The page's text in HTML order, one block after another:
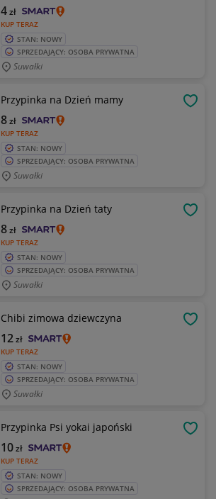
KUP TERAZ
4zł
STAN: NOWY
SPRZEDAJĄCY: OSOBA PRYWATNA
Suwałki
Przypinka na Dzień mamy
KUP TERAZ
8zł
STAN: NOWY
SPRZEDAJĄCY: OSOBA PRYWATNA
Suwałki
Przypinka na Dzień taty
KUP TERAZ
8zł
STAN: NOWY
SPRZEDAJĄCY: OSOBA PRYWATNA
Suwałki
Chibi zimowa dziewczyna
KUP TERAZ
12zł
STAN: NOWY
SPRZEDAJĄCY: OSOBA PRYWATNA
Suwałki
Przypinka Psi yokai japoński
KUP TERAZ
10zł
STAN: NOWY
SPRZEDAJĄCY: OSOBA PRYWATNA